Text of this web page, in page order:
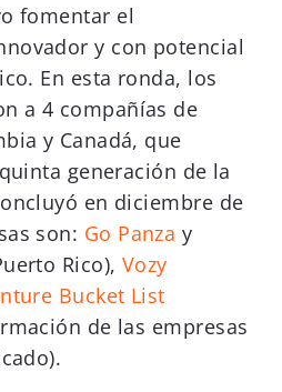
fomentar el
y con potencial
En esta ronda, los
a 4 compañías de
y Canadá, que
generación de la
en diciembre de
son: Go Panza y
Rico), Vozy
Bucket List
de las empresas